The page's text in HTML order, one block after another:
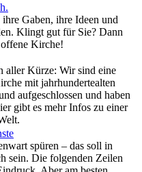
Gaben, ihre Ideen und
Klingt gut für Sie? Dann
offene Kirche!
aller Kürze: Wir sind eine
mit jahrhundertealten
aufgeschlossen und haben
gibt es mehr Infos zu einer
spüren – das soll in
sein. Die folgenden Zeilen